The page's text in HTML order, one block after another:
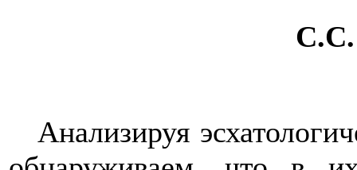
Анализируя